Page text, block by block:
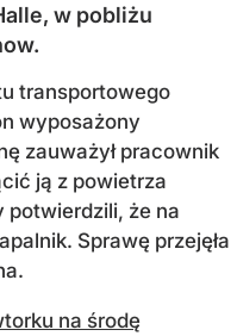
w pobliżu
transportowego
wyposażony
zauważył pracownik
ją z powietrza
potwierdzili, że na
Sprawę przejęła
na środę